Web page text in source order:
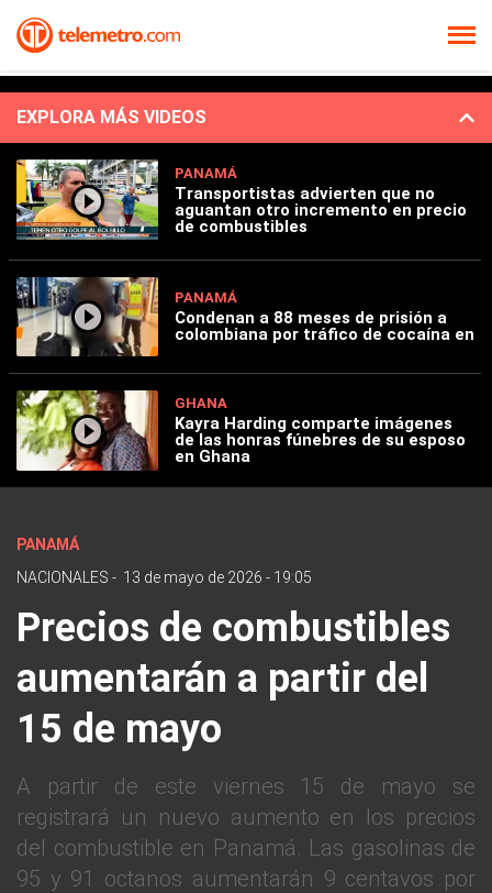
EXPLORA MÁS VIDEOS
PANAMÁ
Transportistas advierten que no
aguantan otro incremento en precio
de combustibles
PANAMÁ
Condenan a 88 meses de prisión a
colombiana por tráfico de cocaína en
GHANA
Kayra Harding comparte imágenes
de las honras fúnebres de su esposo
en Ghana
PANAMÁ
NACIONALES - 13 de mayo de 2026 - 19:05
Precios de combustibles
aumentarán a partir del
15 de mayo
A partir de este viernes 15 de mayo se
registrará un nuevo aumento en los precios
del combustible en Panamá. Las gasolinas de
95 y 91 octanos aumentarán 9 centavos por